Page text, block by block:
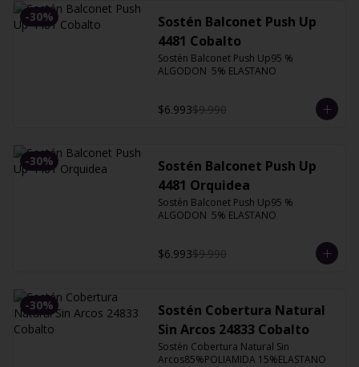
-30%
Sostén Balconet Push Up
4481 Cobalto
Sostén Balconet Push Up95 %
ALGODON  5% ELASTANO
$6.993$9.990
-30%
Sostén Balconet Push Up
4481 Orquidea
Sostén Balconet Push Up95 %
ALGODON  5% ELASTANO
$6.993$9.990
-30%
Sostén Cobertura Natural
Sin Arcos 24833 Cobalto
Sostén Cobertura Natural Sin
Arcos85%POLIAMIDA 15%ELASTANO